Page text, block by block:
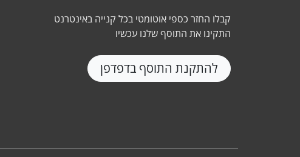
קבלו החזר כספי אוטומטי בכל קנייה באינטרנט
התקינו את התוסף שלנו עכשיו
להתקנת התוסף בדפדפן